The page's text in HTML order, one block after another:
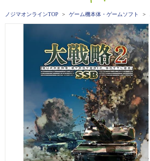
ノジマオンラインTOP ゲーム機本体・ゲームソフト